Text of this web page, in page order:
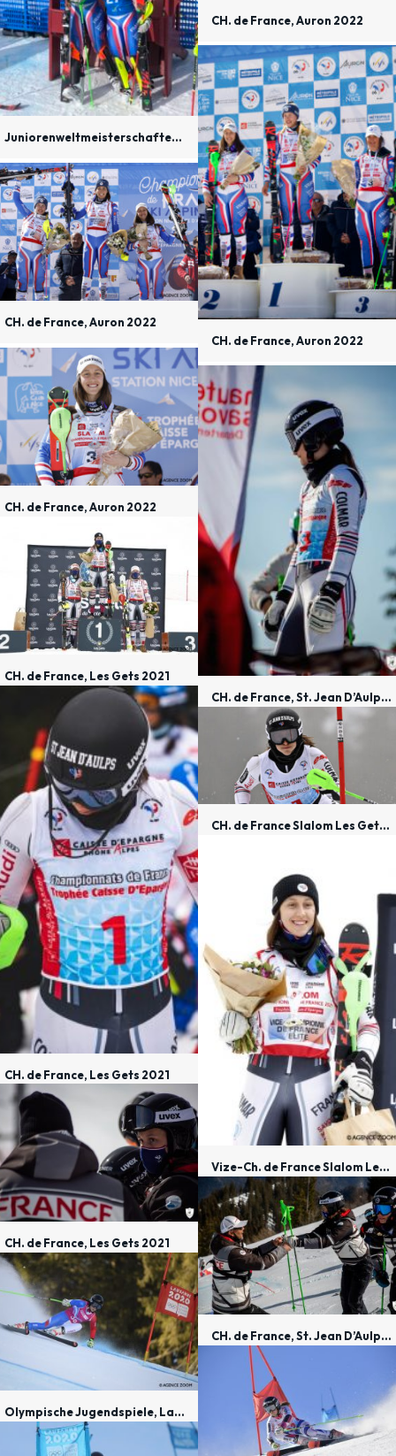
Juniorenweltmeisterschaften, Kanada 2022
CH. de France, Auron 2022
CH. de France, Auron 2022
CH. de France, Auron 2022
CH. de France, Auron 2022
CH. de France, St. Jean D’Aulps 2021
CH. de France, Les Gets 2021
CH. de France, Les Gets 2021
CH. de France Slalom Les Gets 2021
Vize-Ch. de France Slalom Les Gets 2021
CH. de France, Les Gets 2021
CH. de France, St. Jean D’Aulps 2021
Olympische Jugendspiele, Lausanne 2020